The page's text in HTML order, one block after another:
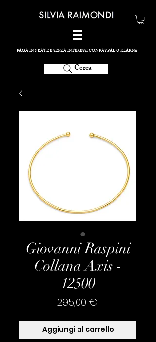
PAGA IN 3 RATE E SENZA INTERESSI CON PAYPAL O KLARNA
Cerca
Giovanni Raspini
Collana Axis -
12500
295,00 €Prezzo
Aggiungi al carrello